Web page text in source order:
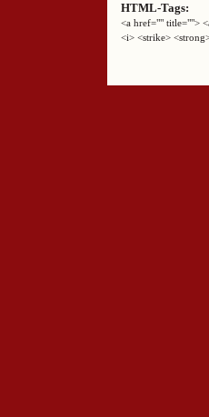
HTML-Tags:
<a href="" title="">
<i> <strike>